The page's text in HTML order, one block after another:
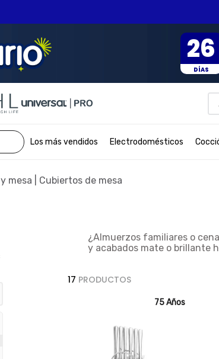
26
DÍAS
Los más vendidos Electrodomésticos
mesa Cubiertos de mesa
¿Almuerzos familiares o
y acabados mate o brillante
17 PRODUCTOS
75 Años
1.
olla presion
3.
ventilador